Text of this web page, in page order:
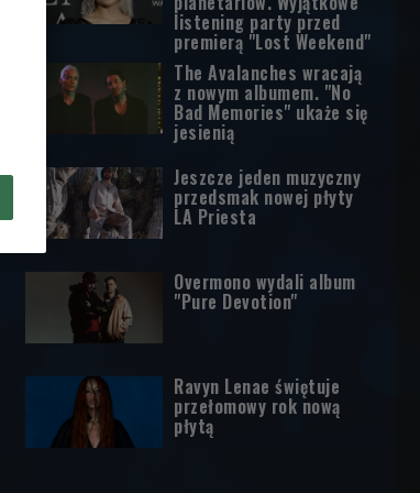
listening party przed
premierą "Lost Weekend"
The Avalanches wracają
z nowym albumem. "No
Bad Memories" ukaże się
jesienią
Jeszcze jeden muzyczny
przedsmak nowej płyty
LA Priesta
Overmono wydali album
"Pure Devotion"
Ravyn Lenae świętuje
przełomowy rok nową
płytą